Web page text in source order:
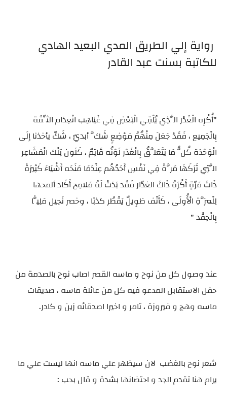
رواية إلي الطريق المدي البعيد الهادي
للكاتبة بسنت عبد القادر
"أُكْرِه الْغَدْر الَّذِي يُلْقِي الْبَعْضِ فِي غَيَاهِب انْعِدَام الثِّقَة
بِالْجَمِيع ، فَقَدْ جَعَلَ مِنْهُمُ مَوْضِعٍ شَكَّ أبديّ ، شَكّ يأخذنا إلَى
الْوَحْدَة كُلُّ مَا يَتَعَلَّقُ بِالْغَدْر لَوْنُه قَاتِمٌ ، كَلَون تِلْك الْمَشَاعِر
الَّتِي تَرَكَهَا مَرَّةً فِي نَفْسِ أَحَدُهُم عِنْدَمَا مَنَحَه أَشْيَاءَ كَثِيرَةً
ذَاتَ مَرّةٍ أَكْرَهُ ذَاكَ الغدّار فَقَد بَدَتْ لَهُ مَلامِح أَكَاد ألمحها
لِلْمَرَّةِ الْأُولَى ، كَأَنْف طَوِيلٌ يَقْطُر كذبًا ، وخصر نَحِيل مَلِيًّا
بِالْحِقْد "
عند وصول كل من نوح و ماسه القصر اصاب نوح بالصدمة من
حفل الاستقابل المدعو فيه كل من عائلة ماسه ، صديقات
ماسه وهج و فيروزة ، تامر و اخيرا اصدقائه زين و كادر.
شعر نوح بالغضب لان سيظهر علي ماسه انها ليست علي ما
يرام هنا تقدم الجد و احتضانها بشدة و قال بحب :